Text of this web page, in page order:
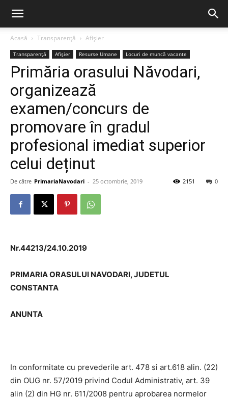
Acasă Transparență Afișier
Transparență Afișier Resurse Umane Locuri de muncă vacante
Primăria orasului Năvodari,
organizează
examen/concurs de
promovare în gradul
profesional imediat superior
celui deținut
De către PrimariaNavodari - 25 octombrie, 2019 0
2151
Nr.44213/24.10.2019
PRIMARIA ORASULUI NAVODARI, JUDETUL
CONSTANTA
ANUNTA
In conformitate cu prevederile art. 478 si art.618 alin. (22)
din OUG nr. 57/2019 privind Codul Administrativ, art. 39
alin (2) din HG nr. 611/2008 pentru aprobarea normelor